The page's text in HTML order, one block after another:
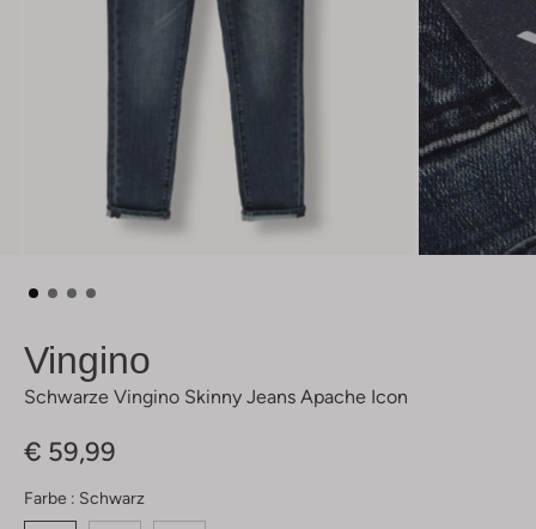
Vingino
Schwarze Vingino Skinny Jeans Apache Icon
€ 59,99
Farbe : Schwarz